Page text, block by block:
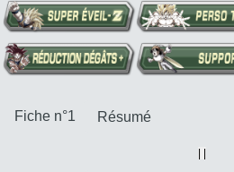
Fiche n°1
Vue
| |